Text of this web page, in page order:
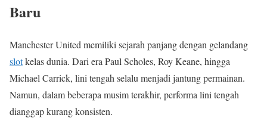
Baru
Manchester United memiliki sejarah panjang dengan gelandang
slotkelas dunia. Dari era Paul Scholes, Roy Keane, hingga
Michael Carrick, lini tengah selalu menjadi jantung permainan.
Namun, dalam beberapa musim terakhir, performa lini tengah
dianggap kurang konsisten.